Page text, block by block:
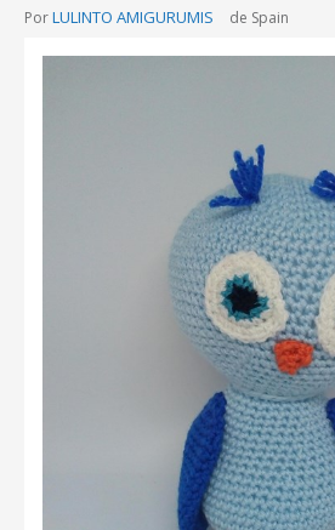
PorLULINTO AMIGURUMIS de Spain